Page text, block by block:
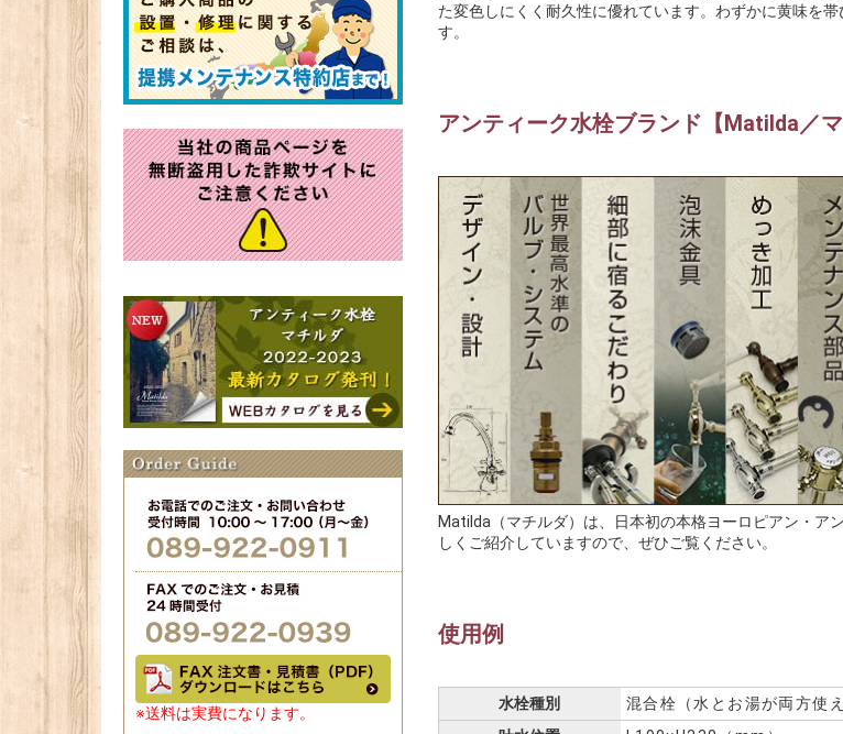
※送料は実費になります。
た変色しにくく耐久性に優れています。わずかに黄味を
す。
アンティーク水栓ブランド【Matilda／
Matilda（マチルダ）は、日本初の本格ヨーロピアン・ア
しくご紹介していますので、ぜひご覧ください。
使用例
水栓種別
混合栓（水とお湯が両方使